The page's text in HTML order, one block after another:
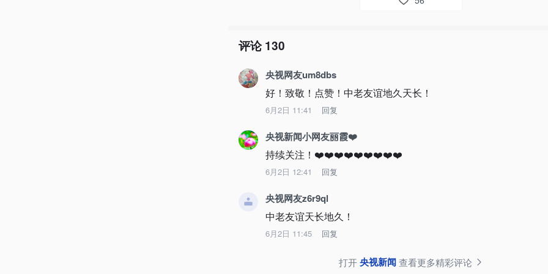
评论130
央视网友um8dbs
好！致敬！点赞！中老友谊地久天长！
6月2日 11:41 回复
央视新闻小网友丽霞❤️
持续关注！❤️❤️❤️❤️❤️❤️❤️❤️❤️
6月2日 12:41 回复
央视网友z6r9ql
中老友谊天长地久！
6月2日 11:45 回复
打开央视新闻查看更多精彩评论